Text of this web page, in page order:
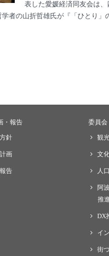
表した愛媛経済同友会は
者の山折哲雄氏が『「ひとり」
・報告
針
画
告
委員会
観
文
人
阿
推
DX
イ
街